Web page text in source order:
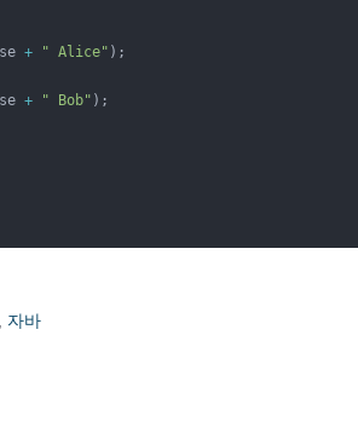
+ " Alice" );
+ " Bob" );
자바